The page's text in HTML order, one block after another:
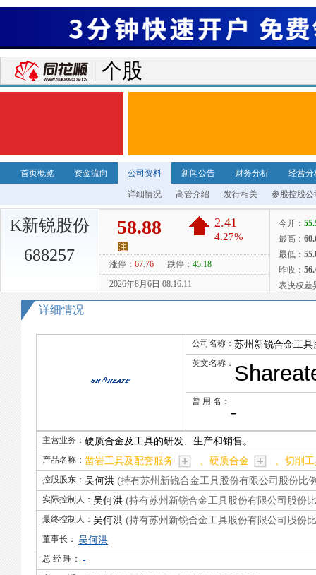
个股
首页概览 资金流向 公司资料 新闻公告 财务分析 经营分
详细情况 高管介绍 发行相关 参股控股公
K新锐股份
688257